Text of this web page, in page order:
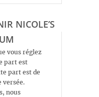
NICOLE’S
vous réglez
part est
part est de
versée.
nous